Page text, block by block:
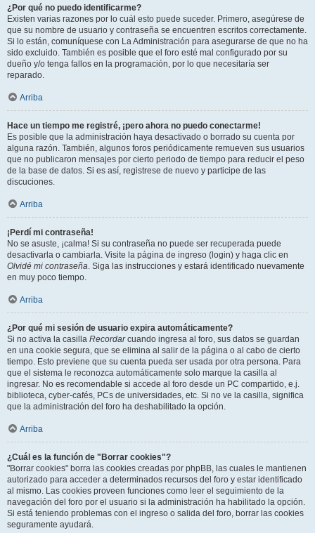
¿Por qué no puedo identificarme?
Existen varias razones por lo cuál esto puede suceder. Primero, asegúrese de
que su nombre de usuario y contraseña se encuentren escritos correctamente.
Si lo están, comuníquese con La Administración para asegurarse de que no ha
sido excluido. También es posible que el foro esté mal configurado por su
dueño y/o tenga fallos en la programación, por lo que necesitaría ser
reparado.
Arriba
Hace un tiempo me registré, ¡pero ahora no puedo conectarme!
Es posible que la administración haya desactivado o borrado su cuenta por
alguna razón. También, algunos foros periódicamente remueven sus usuarios
que no publicaron mensajes por cierto periodo de tiempo para reducir el peso
de la base de datos. Si es así, registrese de nuevo y participe de las
discuciones.
Arriba
¡Perdí mi contraseña!
No se asuste, ¡calma! Si su contraseña no puede ser recuperada puede
desactivarla o cambiarla. Visite la página de ingreso (login) y haga clic en
Olvidé mi contraseña. Siga las instrucciones y estará identificado nuevamente
en muy poco tiempo.
Arriba
¿Por qué mi sesión de usuario expira automáticamente?
Si no activa la casilla Recordarcuando ingresa al foro, sus datos se guardan
en una cookie segura, que se elimina al salir de la página o al cabo de cierto
tiempo. Esto previene que su cuenta pueda ser usada por otra persona. Para
que el sistema le reconozca automáticamente solo marque la casilla al
ingresar. No es recomendable si accede al foro desde un PC compartido, e.j.
biblioteca, cyber-cafés, PCs de universidades, etc. Si no ve la casilla, significa
que la administración del foro ha deshabilitado la opción.
Arriba
¿Cuál es la función de "Borrar cookies"?
"Borrar cookies" borra las cookies creadas por phpBB, las cuales le mantienen
autorizado para acceder a determinados recursos del foro y estar identificado
al mismo. Las cookies proveen funciones como leer el seguimiento de la
navegación del foro por el usuario si la administración ha habilitado la opción.
Si está teniendo problemas con el ingreso o salida del foro, borrar las cookies
seguramente ayudará.